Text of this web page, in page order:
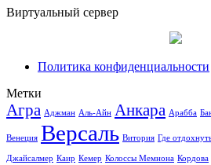
Виртуальный сервер
Политика конфиденциальности
Метки
Агра Аджман Аль-Айн Анкара Арабба
Венеция Версаль Витория Где
Джайсалмер Каир Кемер Колоссы Мемнона Кордова